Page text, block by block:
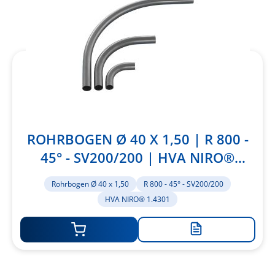
ROHRBOGEN Ø 40 X 1,50 | R 800 -
45° - SV200/200 | HVA NIRO®
1.4301
Rohrbogen Ø 40 x 1,50
R 800 - 45° - SV200/200
HVA NIRO® 1.4301
Zur